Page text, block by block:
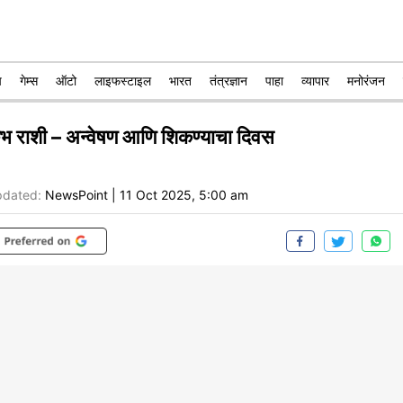
गेम्स ऑटो लाइफस्टाइल भारत तंत्रज्ञान पाहा व्यापार मनोरंजन
राशी – अन्वेषण आणि शिकण्याचा दिवस
NewsPoint 11 Oct 2025, 5:00 am